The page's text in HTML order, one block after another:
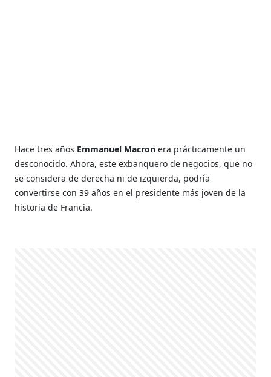
Hace tres años Emmanuel Macron era prácticamente un
desconocido. Ahora, este exbanquero de negocios, que no
se considera de derecha ni de izquierda, podría
convertirse con 39 años en el presidente más joven de la
historia de Francia.